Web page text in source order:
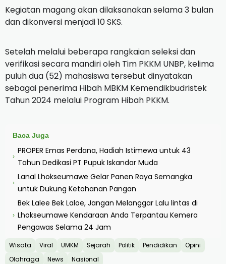
Kegiatan magang akan dilaksanakan selama 3 bulan
dan dikonversi menjadi 10 SKS.
Setelah melalui beberapa rangkaian seleksi dan
verifikasi secara mandiri oleh Tim PKKM UNBP, kelima
puluh dua (52) mahasiswa tersebut dinyatakan
sebagai penerima Hibah MBKM Kemendikbudristek
Tahun 2024 melalui Program Hibah PKKM.
Baca Juga
›
PROPER Emas Perdana, Hadiah Istimewa untuk 43
Tahun Dedikasi PT Pupuk Iskandar Muda
›
Lanal Lhokseumawe Gelar Panen Raya Semangka
untuk Dukung Ketahanan Pangan
›
Bek Lalee Bek Laloe, Jangan Melanggar Lalu lintas di
Lhokseumawe Kendaraan Anda Terpantau Kemera
Pengawas Selama 24 Jam
Wisata Viral UMKM Sejarah Politik Pendidikan
Opini
Olahraga
News Nasional